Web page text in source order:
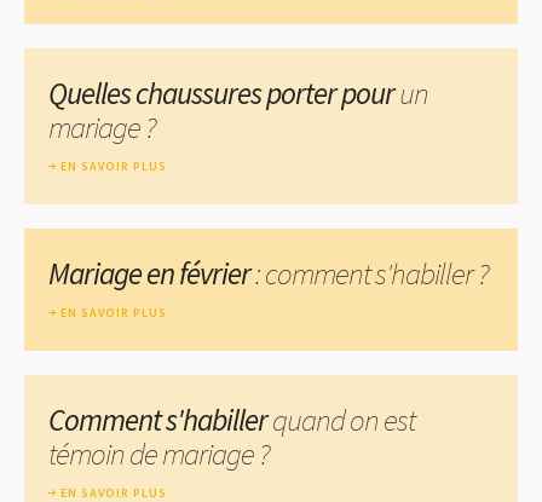
Quelles chaussures porter pourun
mariage ?
EN SAVOIR PLUS
Mariage en février: comment s'habiller ?
EN SAVOIR PLUS
Comment s'habillerquand on est
témoin de mariage ?
EN SAVOIR PLUS